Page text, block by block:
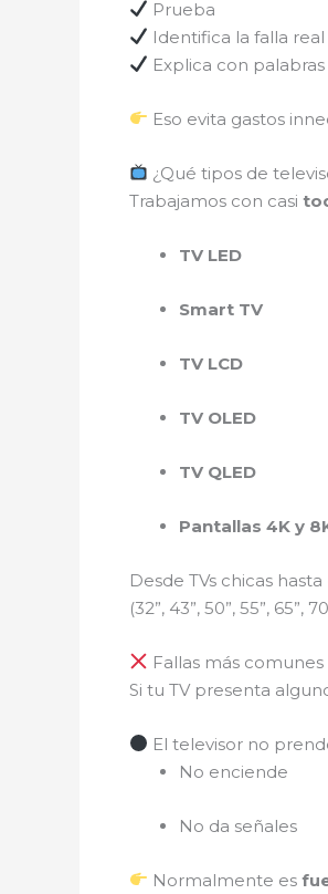
Prueba
Identifica la falla real
Explica con
Eso evita gastos
¿Qué tipos de
Trabajamos con casi
TV LED
Smart TV
TV LCD
TV OLED
TV QLED
Pantallas 4K y
Desde TVs chicas
(32”, 43”, 50”, 55”, 65”,
Fallas más
Si tu TV presenta
El televisor no
No enciende
No da señales
Normalmente es